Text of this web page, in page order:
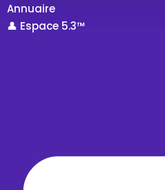
Annuaire
👤 Espace 5.3™